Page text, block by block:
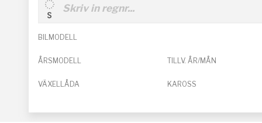
BILMODELL
ÅRSMODELL TILLV. ÅR/MÅN
VÄXELLÅDA KAROSS